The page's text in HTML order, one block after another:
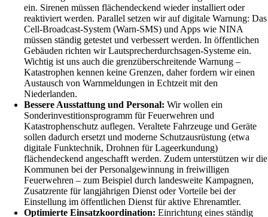
ein. Sirenen müssen flächendeckend wieder installiert oder
reaktiviert werden. Parallel setzen wir auf digitale Warnung: Das
Cell-Broadcast-System (Warn-SMS) und Apps wie NINA
müssen ständig getestet und verbessert werden. In öffentlichen
Gebäuden richten wir Lautsprecherdurchsagen-Systeme ein.
Wichtig ist uns auch die grenzüberschreitende Warnung –
Katastrophen kennen keine Grenzen, daher fordern wir einen
Austausch von Warnmeldungen in Echtzeit mit den
Niederlanden.
Bessere Ausstattung und Personal: Wir wollen ein
Sonderinvestitionsprogramm für Feuerwehren und
Katastrophenschutz auflegen. Veraltete Fahrzeuge und Geräte
sollen dadurch ersetzt und moderne Schutzausrüstung (etwa
digitale Funktechnik, Drohnen für Lageerkundung)
flächendeckend angeschafft werden. Zudem unterstützen wir die
Kommunen bei der Personalgewinnung in freiwilligen
Feuerwehren – zum Beispiel durch landesweite Kampagnen,
Zusatzrente für langjährigen Dienst oder Vorteile bei der
Einstellung im öffentlichen Dienst für aktive Ehrenamtler.
Optimierte Einsatzkoordination: Einrichtung eines ständig